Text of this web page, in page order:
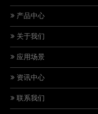
产品中心
关于我们
应用场景
资讯中心
联系我们